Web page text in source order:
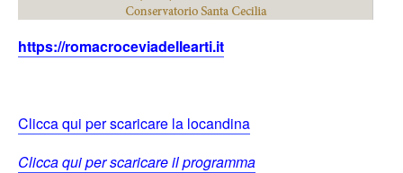
https://romacroceviadellearti.it
Clicca qui per scaricare la locandina
Clicca qui per scaricare il programma